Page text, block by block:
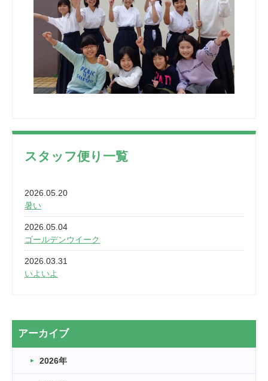
スタッフ便り一覧
2026.05.20
暑い
2026.05.04
ゴールデンウイーク
2026.03.31
いよいよ
2026.03.20
なぎなた
2026.03.16
アーカイブ
2026年